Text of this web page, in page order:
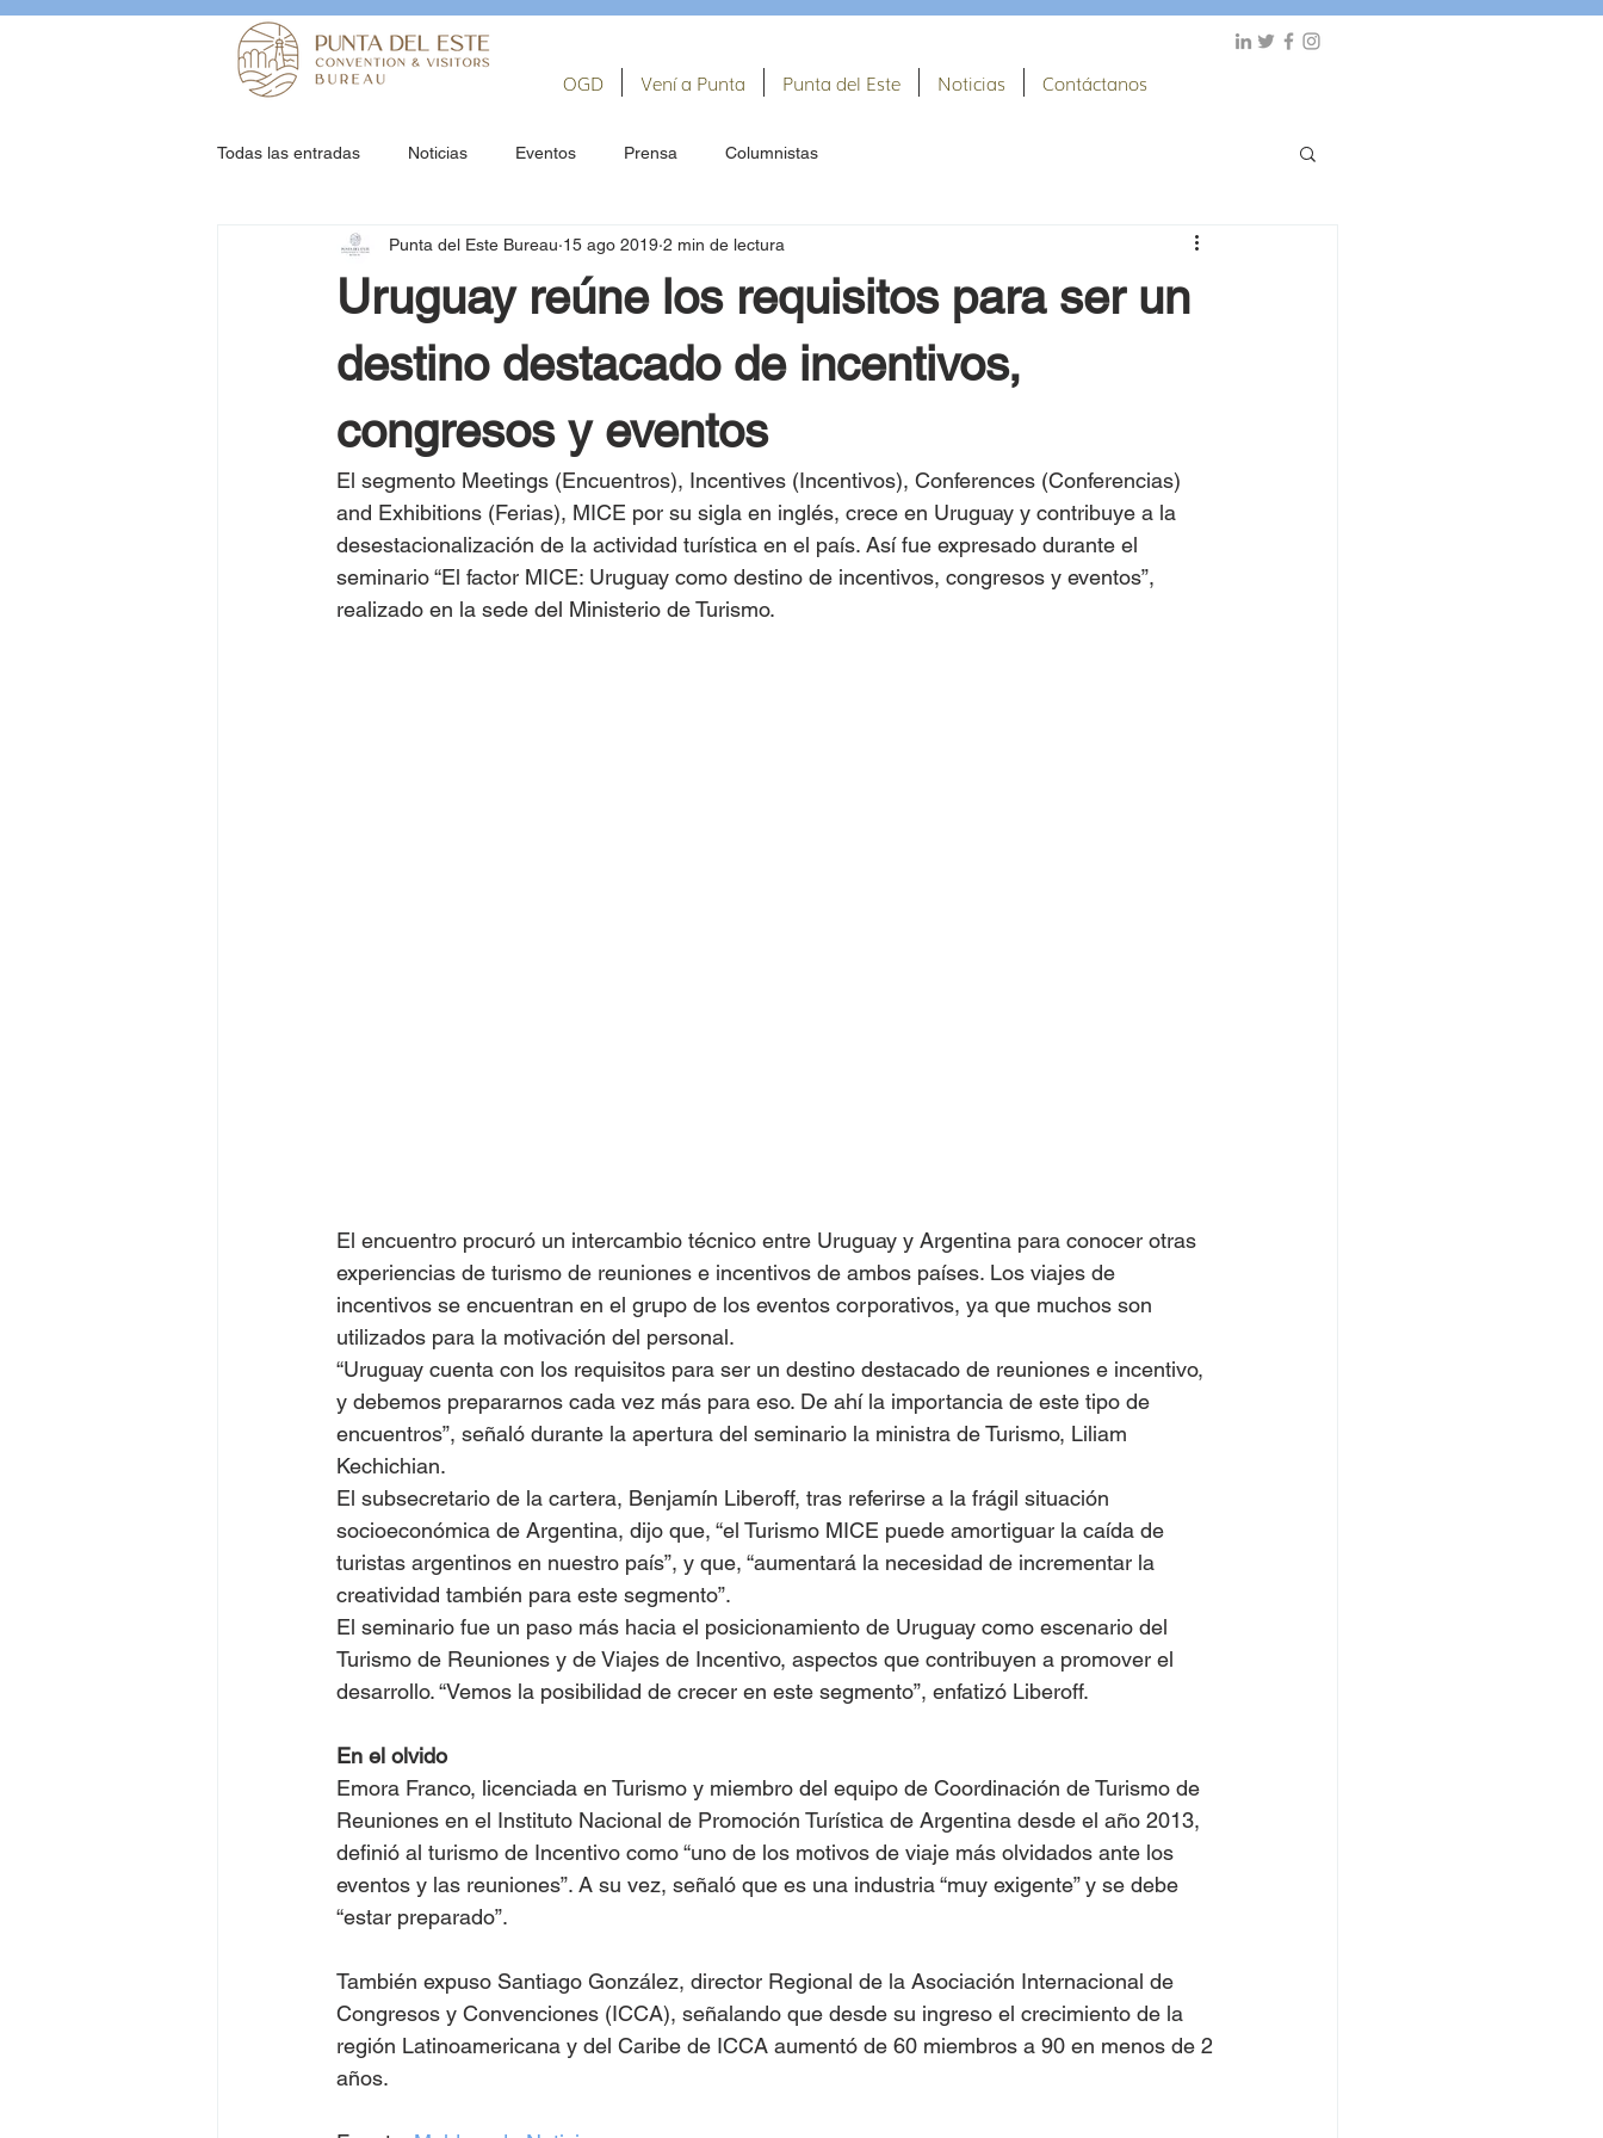
OGD Vení a Punta Punta del Este Noticias Contáctanos
Todas las entradas Noticias Eventos Prensa Columnistas
Uruguay reúne los requisitos para ser un
destino destacado de incentivos,
congresos y eventos
Punta del Este Bureau 15 ago 2019 2 min de lectura
El segmento Meetings (Encuentros), Incentives (Incentivos), Conferences (Conferencias)
and Exhibitions (Ferias), MICE por su sigla en inglés, crece en Uruguay y contribuye a la
desestacionalización de la actividad turística en el país. Así fue expresado durante el
seminario “El factor MICE: Uruguay como destino de incentivos, congresos y eventos”,
realizado en la sede del Ministerio de Turismo.
El encuentro procuró un intercambio técnico entre Uruguay y Argentina para conocer otras
experiencias de turismo de reuniones e incentivos de ambos países. Los viajes de
incentivos se encuentran en el grupo de los eventos corporativos, ya que muchos son
utilizados para la motivación del personal.
“Uruguay cuenta con los requisitos para ser un destino destacado de reuniones e incentivo,
y debemos prepararnos cada vez más para eso. De ahí la importancia de este tipo de
encuentros”, señaló durante la apertura del seminario la ministra de Turismo, Liliam
Kechichian.
El subsecretario de la cartera, Benjamín Liberoff, tras referirse a la frágil situación
socioeconómica de Argentina, dijo que, “el Turismo MICE puede amortiguar la caída de
turistas argentinos en nuestro país”, y que, “aumentará la necesidad de incrementar la
creatividad también para este segmento”.
El seminario fue un paso más hacia el posicionamiento de Uruguay como escenario del
Turismo de Reuniones y de Viajes de Incentivo, aspectos que contribuyen a promover el
desarrollo. “Vemos la posibilidad de crecer en este segmento”, enfatizó Liberoff.
En el olvido
Emora Franco, licenciada en Turismo y miembro del equipo de Coordinación de Turismo de
Reuniones en el Instituto Nacional de Promoción Turística de Argentina desde el año 2013,
definió al turismo de Incentivo como “uno de los motivos de viaje más olvidados ante los
eventos y las reuniones”. A su vez, señaló que es una industria “muy exigente” y se debe
“estar preparado”.
También expuso Santiago González, director Regional de la Asociación Internacional de
Congresos y Convenciones (ICCA), señalando que desde su ingreso el crecimiento de la
región Latinoamericana y del Caribe de ICCA aumentó de 60 miembros a 90 en menos de 2
años.